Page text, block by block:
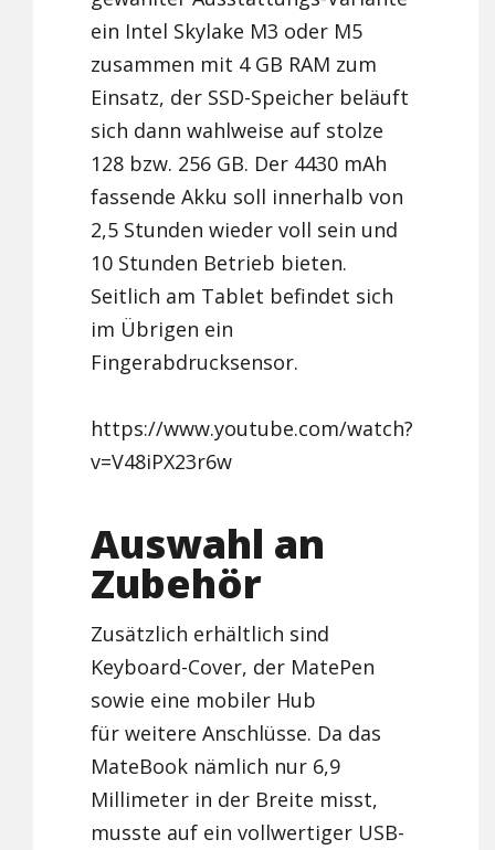
ein Intel Skylake M3 oder M5
zusammen mit 4 GB RAM zum
Einsatz, der SSD-Speicher beläuft
sich dann wahlweise auf stolze
128 bzw. 256 GB. Der 4430 mAh
fassende Akku soll innerhalb von
2,5 Stunden wieder voll sein und
10 Stunden Betrieb bieten.
Seitlich am Tablet befindet sich
im Übrigen ein
Fingerabdrucksensor.
https://www.youtube.com/watch?
v=V48iPX23r6w
Auswahl an
Zubehör
Zusätzlich erhältlich sind
Keyboard-Cover, der MatePen
sowie eine mobiler Hub
für weitere Anschlüsse. Da das
MateBook nämlich nur 6,9
Millimeter in der Breite misst,
musste auf ein vollwertiger USB-